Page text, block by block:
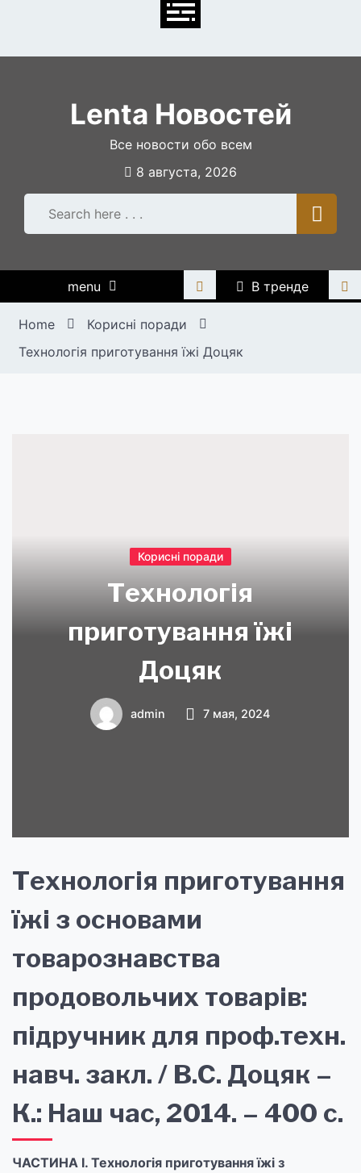
Lenta Новостей
Все новости обо всем
8 августа, 2026
menu В тренде
Home
Корисні поради
Технологія приготування їжі Доцяк
Корисні поради
Технологія
приготування їжі
Доцяк
admin 7 мая, 2024
Технологія приготування
їжі з основами
товарознавства
продовольчих товарів:
підручник для проф.техн.
навч. закл. / В.С. Доцяк –
К.: Наш час, 2014. – 400 с.
ЧАСТИНА І. Технологія приготування їжі з